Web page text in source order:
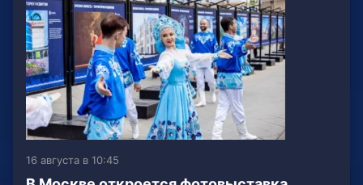
16 августа в 10:45